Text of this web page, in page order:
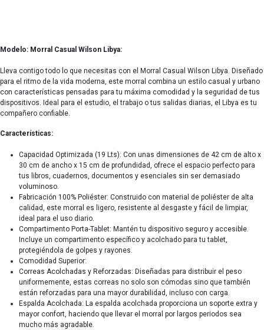
Modelo: Morral Casual Wilson Libya:
Lleva contigo todo lo que necesitas con el Morral Casual Wilson Libya. Diseñado
para el ritmo de la vida moderna, este morral combina un estilo casual y urbano
con características pensadas para tu máxima comodidad y la seguridad de tus
dispositivos. Ideal para el estudio, el trabajo o tus salidas diarias, el Libya es tu
compañero confiable.
Características:
Capacidad Optimizada (19 Lts): Con unas dimensiones de 42 cm de alto x
30 cm de ancho x 15 cm de profundidad, ofrece el espacio perfecto para
tus libros, cuadernos, documentos y esenciales sin ser demasiado
voluminoso.
Fabricación 100% Poliéster: Construido con material de poliéster de alta
calidad, este morral es ligero, resistente al desgaste y fácil de limpiar,
ideal para el uso diario.
Compartimento Porta-Tablet: Mantén tu dispositivo seguro y accesible.
Incluye un compartimento específico y acolchado para tu tablet,
protegiéndola de golpes y rayones.
Comodidad Superior:
Correas Acolchadas y Reforzadas: Diseñadas para distribuir el peso
uniformemente, estas correas no solo son cómodas sino que también
están reforzadas para una mayor durabilidad, incluso con carga.
Espalda Acolchada: La espalda acolchada proporciona un soporte extra y
mayor confort, haciendo que llevar el morral por largos periodos sea
mucho más agradable.